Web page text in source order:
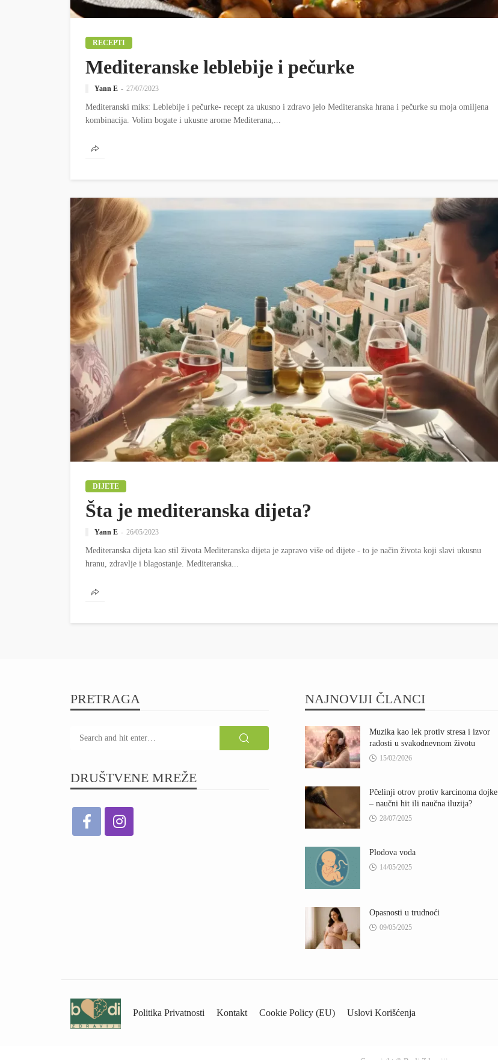
RECEPTI
Mediteranske leblebije i pečurke
Yann E 27/07/2023
Mediteranski miks: Leblebije i pečurke- recept za ukusno i zdravo jelo Mediteranska hrana i pečurke su moja omiljena
kombinacija. Volim bogate i ukusne arome Mediterana,...
DIJETE
Šta je mediteranska dijeta?
Yann E 26/05/2023
Mediteranska dijeta kao stil života Mediteranska dijeta je zapravo više od dijete - to je način života koji slavi ukusnu
hranu, zdravlje i blagostanje. Mediteranska...
PRETRAGA
DRUŠTVENE MREŽE
NAJNOVIJI ČLANCI
Muzika kao lek protiv stresa i izvor
radosti u svakodnevnom životu
15/02/2026
Pčelinji otrov protiv karcinoma dojke
– naučni hit ili naučna iluzija?
28/07/2025
Plodova voda
14/05/2025
Opasnosti u trudnoći
09/05/2025
Politika Privatnosti Kontakt Cookie Policy (EU) Uslovi Korišćenja